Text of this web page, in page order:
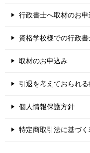
行政書士へ取材のお申
資格学校様での行政
取材のお申込み
引退を考えておられ
個人情報保護方針
特定商取引法に基づく